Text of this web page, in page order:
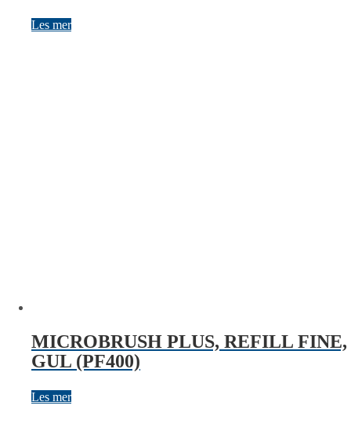
Les mer
MICROBRUSH PLUS, REFILL FINE,
GUL (PF400)
Les mer